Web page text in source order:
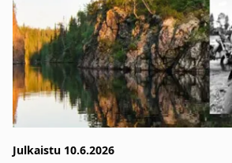
Julkaistu 10.6.2026